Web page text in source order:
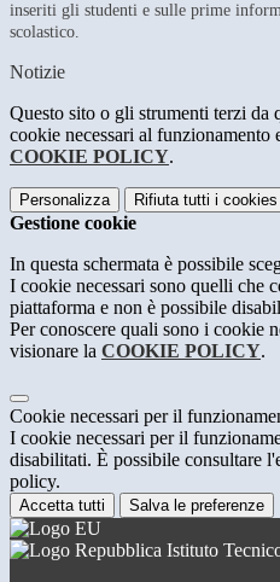
inseriti gli studenti e sulle prime
scolastico.
Notizie
Questo sito o gli strumenti terzi da
cookie necessari al
COOKIE POLICY.
Personalizza Rifiuta tutti i cookies
Gestione cookie
In questa schermata è possibile
I cookie necessari sono quelli che
piattaforma e non è possibile
Per conoscere quali sono i cookie
visionare la COOKIE POLICY.
Cookie necessari per il
I cookie necessari per il
disabilitati. È possibile consultare
policy.
Accetta tutti Salva le preferenze
Istituto